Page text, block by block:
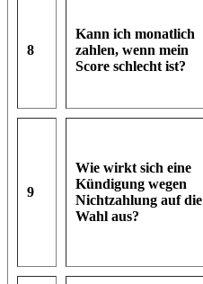
8
Kann ich monatlich
zahlen, wenn mein
Score schlecht ist?
9
Wie wirkt sich eine
Kündigung wegen
Nichtzahlung auf die
Wahl aus?